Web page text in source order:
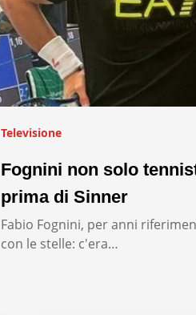
Televisione
Fognini non solo
prima di Sinner
Fabio Fognini, per anni
con le stelle: c'era…